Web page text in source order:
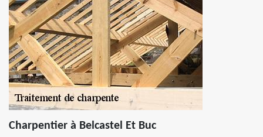
Charpentier à Belcastel Et Buc